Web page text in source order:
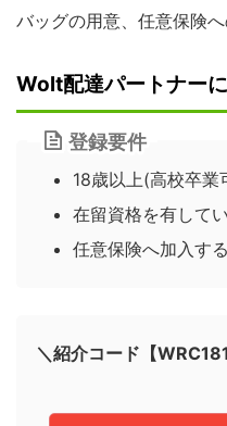
バッグの用意、任意保険
Wolt配達パートナー
登録要件
18歳以上(高校卒業
在留資格を有して
任意保険へ加入す
＼紹介コード【